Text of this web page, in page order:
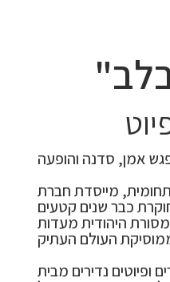
אמן, סדנה והופעה
מייסדת חברת
כבר שנים קטעים
היהודית מעדות
ופיוטים נדירים מבית